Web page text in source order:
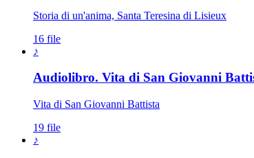
Storia di un'anima, Santa Teresina di Lisieux
16 file
♪
Audiolibro. Vita di San Giovanni
Vita di San Giovanni Battista
19 file
♪